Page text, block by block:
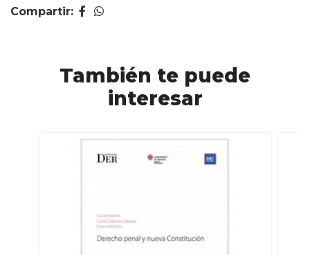
Compartir:
También te puede
interesar